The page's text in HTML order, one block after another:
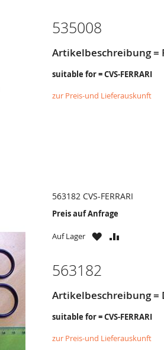
535008
Artikelbeschreibung =
suitable for = CVS-FERRARI
zur Preis-und Lieferauskunft
563182 CVS-FERRARI
Preis auf Anfrage
Auf Lager
ZU
ZU
563182
Artikelbeschreibung =
suitable for = CVS-FERRARI
zur Preis-und Lieferauskunft